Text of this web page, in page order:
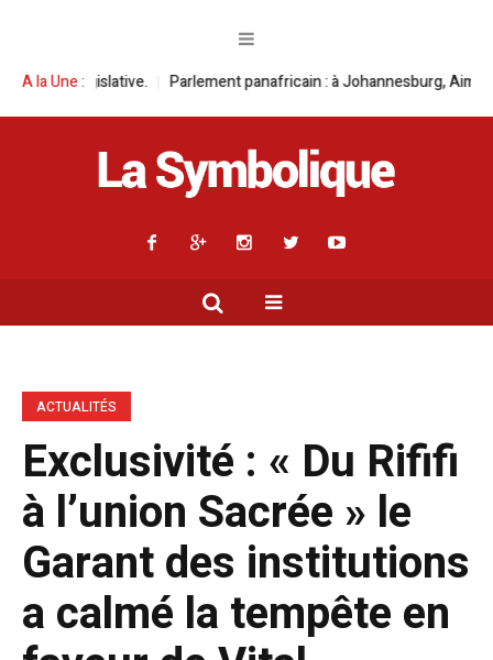
A la Une :Parlement panafricain : à Johannesburg, Aimé Boji Sangara
ACTUALITÉS
Exclusivité : « Du Rififi
à l’union Sacrée » le
Garant des institutions
a calmé la tempête en